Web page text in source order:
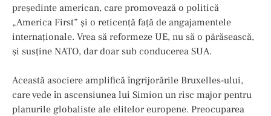
președinte american, care promovează o politică
„America First” și o reticență față de angajamentele
internaționale. Vrea să reformeze UE, nu să o părăsească,
și susține NATO, dar doar sub conducerea SUA.
Această asociere amplifică îngrijorările Bruxelles-ului,
care vede în ascensiunea lui Simion un risc major pentru
planurile globaliste ale elitelor europene. Preocuparea